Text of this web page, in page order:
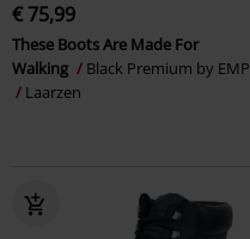
€ 75,99
These Boots Are Made For
Walking
Black Premium by EMP
Laarzen